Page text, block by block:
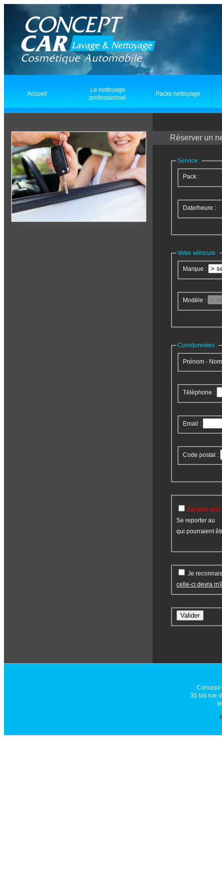
Accueil
Le nettoyage
professionnel
Packs nettoyage
Réserver un
Service :
Pack :
Date/heure :
Votre véhicule :
Marque :
Modèle :
Coordonnées :
Prénom -
Téléphone :
Email :
Code postal :
Se reporter au
qui pourraient
celle-ci devra
35 bis rue
Cookies management panel